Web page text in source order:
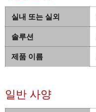
실내 또는 실외
솔루션
제품 이름
일반 사양